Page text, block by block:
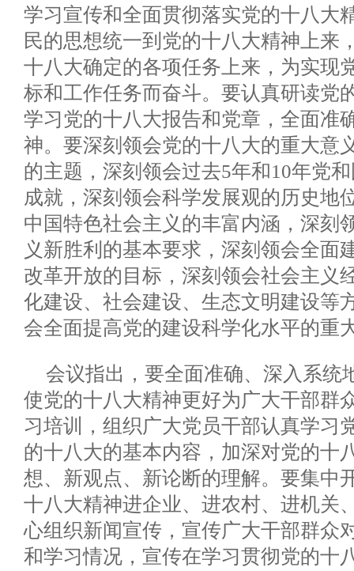
学习宣传和全面贯彻落实党的十八大
民的思想统一到党的十八大精神上来
十八大确定的各项任务上来，为实现
标和工作任务而奋斗。要认真研读党
学习党的十八大报告和党章，全面准
神。要深刻领会党的十八大的重大意
的主题，深刻领会过去5年和10年党
成就，深刻领会科学发展观的历史地
中国特色社会主义的丰富内涵，深刻
义新胜利的基本要求，深刻领会全面
改革开放的目标，深刻领会社会主义
化建设、社会建设、生态文明建设等
会全面提高党的建设科学化水平的重
会议指出，要全面准确、深入系统
使党的十八大精神更好为广大干部群
习培训，组织广大党员干部认真学习
的十八大的基本内容，加深对党的十
想、新观点、新论断的理解。要集中
十八大精神进企业、进农村、进机关
心组织新闻宣传，宣传广大干部群众
和学习情况，宣传在学习贯彻党的十